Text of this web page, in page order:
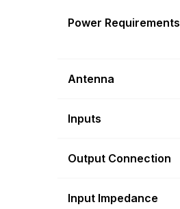
Power Requirements
Antenna
Inputs
Output Connection
Input Impedance